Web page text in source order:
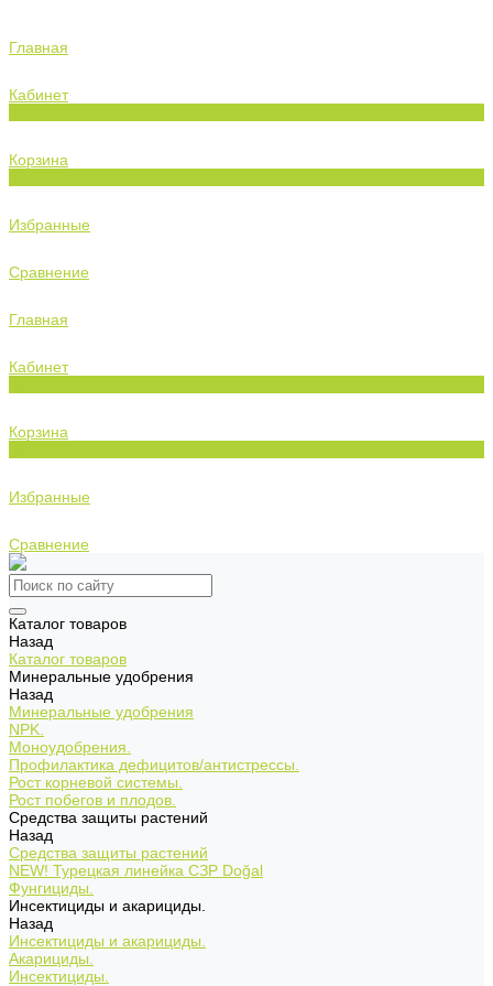
Главная
Кабинет
Корзина
Избранные
Сравнение
Главная
Кабинет
Корзина
Избранные
Сравнение
Каталог товаров
Назад
Каталог товаров
Минеральные удобрения
Назад
Минеральные удобрения
NPK.
Моноудобрения.
Профилактика дефицитов/антистрессы.
Рост корневой системы.
Рост побегов и плодов.
Средства защиты растений
Назад
Средства защиты растений
NEW! Турецкая линейка СЗР Doğal
Фунгициды.
Инсектициды и акарициды.
Назад
Инсектициды и акарициды.
Акарициды.
Инсектициды.